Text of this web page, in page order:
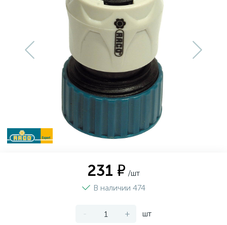
231 ₽ /шт
В наличии 474
- + шт